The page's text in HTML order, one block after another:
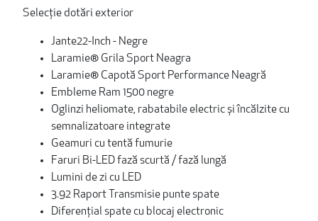
Selecție dotări exterior
Jante22-Inch - Negre
Laramie® Grila Sport Neagra
Laramie® Capotă Sport Performance Neagră
Embleme Ram 1500 negre
Oglinzi heliomate, rabatabile electric și încălzite cu
semnalizatoare integrate
Geamuri cu tentă fumurie
Faruri Bi-LED fază scurtă / fază lungă
Lumini de zi cu LED
3.92 Raport Transmisie punte spate
Diferențial spate cu blocaj electronic